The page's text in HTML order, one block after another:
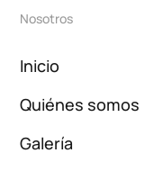
Nosotros
Inicio
Quiénes somos
Galería